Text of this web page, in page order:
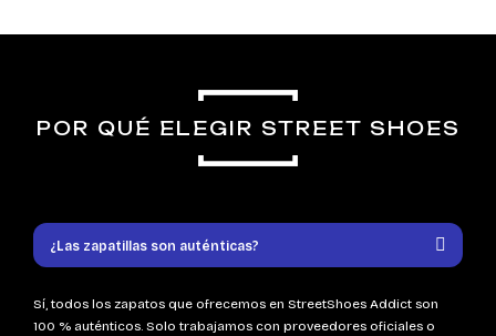
POR QUÉ ELEGIR STREET SHOES
¿Las zapatillas son auténticas?
Sí, todos los zapatos que ofrecemos en StreetShoes Addict son
100 % auténticos. Solo trabajamos con proveedores oficiales o